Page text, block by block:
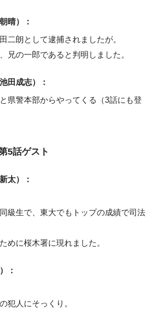
晴）：
二朗として逮捕されましたが。
兄の一郎であると判明しました。
田成志）：
県警本部からやってくる（3話にも登
5話ゲスト
太）：
級生で、東大でもトップの成績で司法
めに桜木署に現れました。
：
犯人にそっくり。